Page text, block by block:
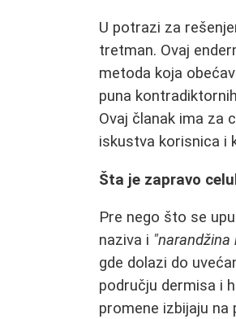
U potrazi za
tretman. Ovaj
metoda koja
puna
Ovaj članak ima za
iskustva korisnica i
Šta je zapravo
Pre nego što se
naziva i "narandžina
gde dolazi do
području dermisa i
promene izbijaju na